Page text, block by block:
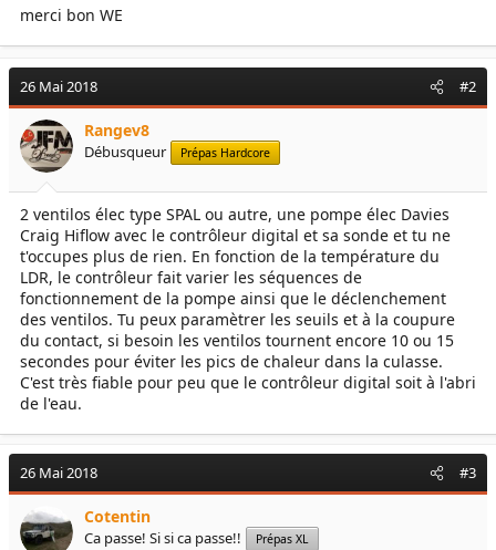
merci bon WE
26 Mai 2018 #2
Rangev8
Débusqueur Prépas Hardcore
2 ventilos élec type SPAL ou autre, une pompe élec Davies
Craig Hiflow avec le contrôleur digital et sa sonde et tu ne
t'occupes plus de rien. En fonction de la température du
LDR, le contrôleur fait varier les séquences de
fonctionnement de la pompe ainsi que le déclenchement
des ventilos. Tu peux paramètrer les seuils et à la coupure
du contact, si besoin les ventilos tournent encore 10 ou 15
secondes pour éviter les pics de chaleur dans la culasse.
C'est très fiable pour peu que le contrôleur digital soit à l'abri
de l'eau.
26 Mai 2018 #3
Cotentin
Ca passe! Si si ca passe!! Prépas XL